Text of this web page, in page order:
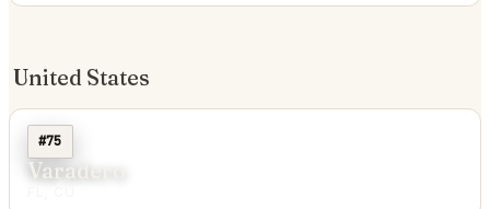
United States
#75
Varadero